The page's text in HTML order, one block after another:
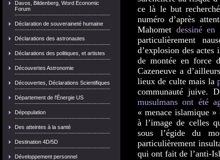
Davos, Bildenberg, Word Economic
Forum
Déclaration de souveraineté humaine
Déclarations des astronautes
Déclarations des politiques, et artistes
Découvertes Astronomie
Découvertes, Déclarations Scientifiques
Département de l'Énergie US
Dépopulation
Des atteintes à la santé
Destination 4D/5D
Développement personnel
ce là le but
numéro d’après
Mahomet dessiné
particulièrement
d’explosion des actes
de montée en force
Cazeneuve a
lieux de culte mais la
communauté juive.
musulmans ont été
« menace islamique
à l’image de celles
sous l’égide du
particulièrement
qui ont fait de l’anti-